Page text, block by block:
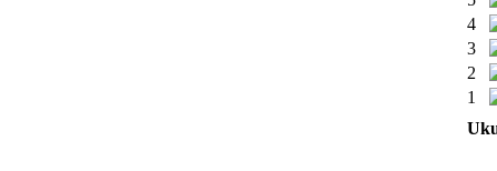
4
3
2
1